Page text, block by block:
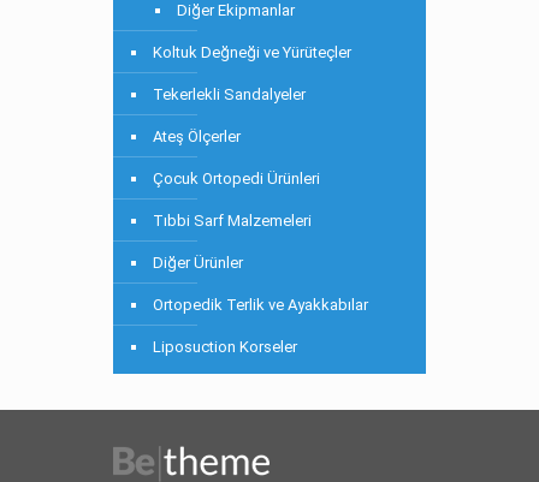
Diğer Ekipmanlar
Koltuk Değneği ve Yürüteçler
Tekerlekli Sandalyeler
Ateş Ölçerler
Çocuk Ortopedi Ürünleri
Tıbbi Sarf Malzemeleri
Diğer Ürünler
Ortopedik Terlik ve Ayakkabılar
Liposuction Korseler